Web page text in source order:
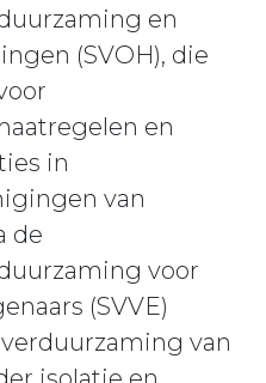
en
(SVOH), die
en
in
van
de
voor
(SVVE)
van